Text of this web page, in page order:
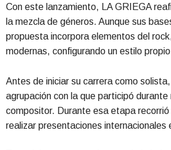
Con este lanzamiento, LA GRIEGA
la mezcla de géneros. Aunque sus
propuesta incorpora elementos del
modernas, configurando un estilo
Antes de iniciar su carrera como
agrupación con la que participó
compositor. Durante esa etapa
realizar presentaciones